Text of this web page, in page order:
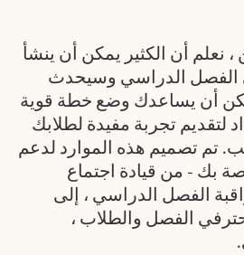
، نعلم أن الكثير يمكن أن ينشأ
الفصل الدراسي وسيحدث
أن يساعدك وضع خطة قوية
لتقديم تجربة مفيدة لطلابك
تم تصميم هذه الموارد لدعم
بك - من قيادة اجتماع
الفصل الدراسي ، إلى
الفصل والطلاب ،